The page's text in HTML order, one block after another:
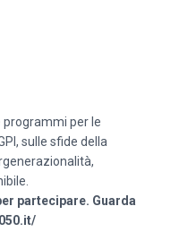
per le
sulle sfide della
partecipare. Guarda